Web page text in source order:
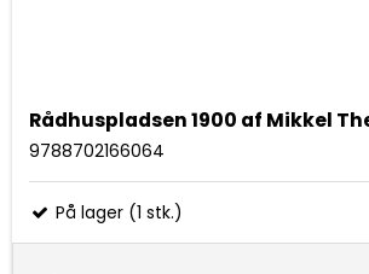
Rådhuspladsen 1900 af Mikkel
9788702166064
På lager (1 stk.)